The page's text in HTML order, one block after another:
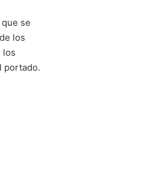
se
los
los
portado.